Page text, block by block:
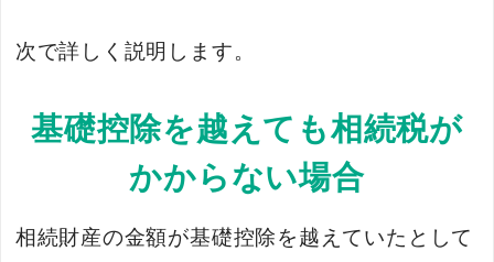
次で詳しく説明します。
基礎控除を越えても相続税が
かからない場合
相続財産の金額が基礎控除を越えていたとして